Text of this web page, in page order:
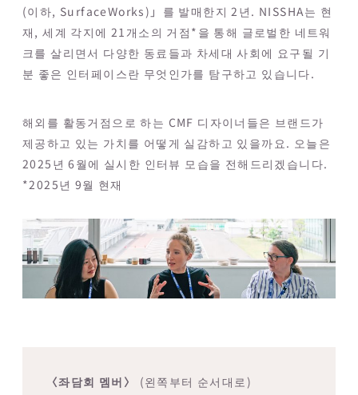
IMD/IML
View more
IME
View more
전사
View
(이하, SurfaceWorks)」를 발매한지 2년. NISSHA는 현
재, 세계 각지에 21개소의 거점*을 통해 글로벌한 네트워
크를 살리면서 다양한 동료들과 차세대 사회에 요구될 기
분 좋은 인터페이스란 무엇인가를 탐구하고 있습니다.
해외를 활동거점으로 하는 CMF 디자이너들은 브랜드가
제공하고 있는 가치를 어떻게 실감하고 있을까요. 오늘은
2025년 6월에 실시한 인터뷰 모습을 전해드리겠습니다.
*2025년 9월 현재
〈좌담회 멤버〉
(왼쪽부터 순서대로)